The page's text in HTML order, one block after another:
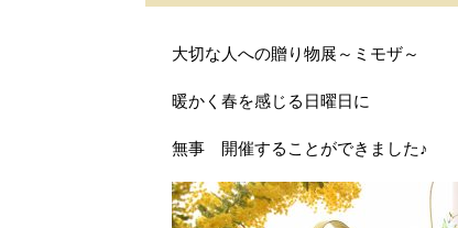
大切な人への贈り物展～ミモザ～
暖かく春を感じる日曜日に
無事 開催することができました♪